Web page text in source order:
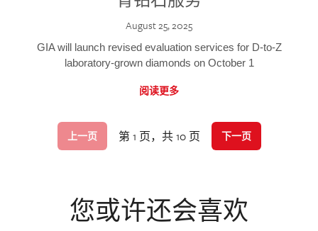
August 25, 2025
GIA will launch revised evaluation services for D-to-Z
laboratory-grown diamonds on October 1
阅读更多
上一页 第 1 页，共 10 页 下一页
您或许还会喜欢